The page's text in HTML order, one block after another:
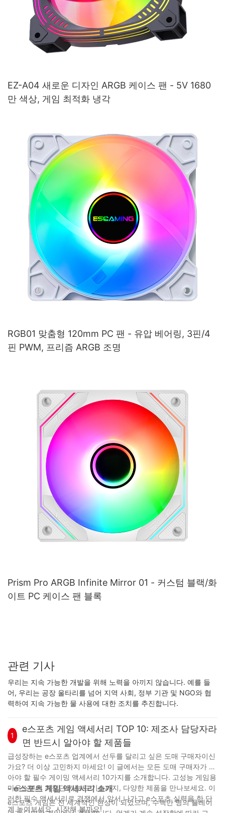
EZ-A04 새로운 디자인 ARGB 케이스 팬 - 5V 1680
만 색상, 게임 최적화 냉각
RGB01 맞춤형 120mm PC 팬 - 유압 베어링, 3핀/4
핀 PWM, 프리즘 ARGB 조명
Prism Pro ARGB Infinite Mirror 01 - 커스텀 블랙/화
이트 PC 케이스 팬 블록
관련 기사
우리는 지속 가능한 개발을 위해 노력을 아끼지 않습니다. 예를 들
어, 우리는 공장 울타리를 넘어 지역 사회, 정부 기관 및 NGO와 협
력하여 지속 가능한 물 사용에 대한 조치를 추진합니다.
1
e스포츠 게임 액세서리 TOP 10: 제조사 담당자라
면 반드시 알아야 할 제품들
급성장하는 e스포츠 업계에서 선두를 달리고 싶은 도매 구매자이신
가요? 더 이상 고민하지 마세요! 이 글에서는 모든 도매 구매자가 알
아야 할 필수 게이밍 액세서리 10가지를 소개합니다. 고성능 게임용
마우스부터 최첨단 키보드 기술까지, 다양한 제품을 만나보세요. 이
러한 필수 액세서리로 경쟁에서 앞서 나가고 e스포츠 실력을 한 단
계 높여보세요. 시작해 볼까요!
- e스포츠 게임 액세서리 소개
e스포츠 게임은 전 세계적인 현상이 되었으며, 수백만 명의 플레이